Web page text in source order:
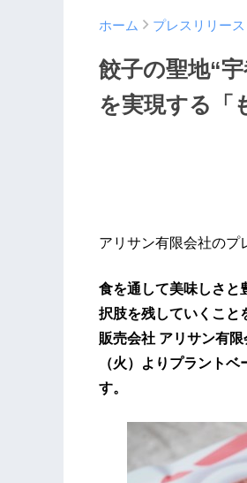
ホーム プレスリリース
餃子の聖地“
を実現する「
アリサン有限会社のプ
食を通して美味しさと
択肢を残していくこと
販売会社 アリサン有
（火）よりプラント
す。